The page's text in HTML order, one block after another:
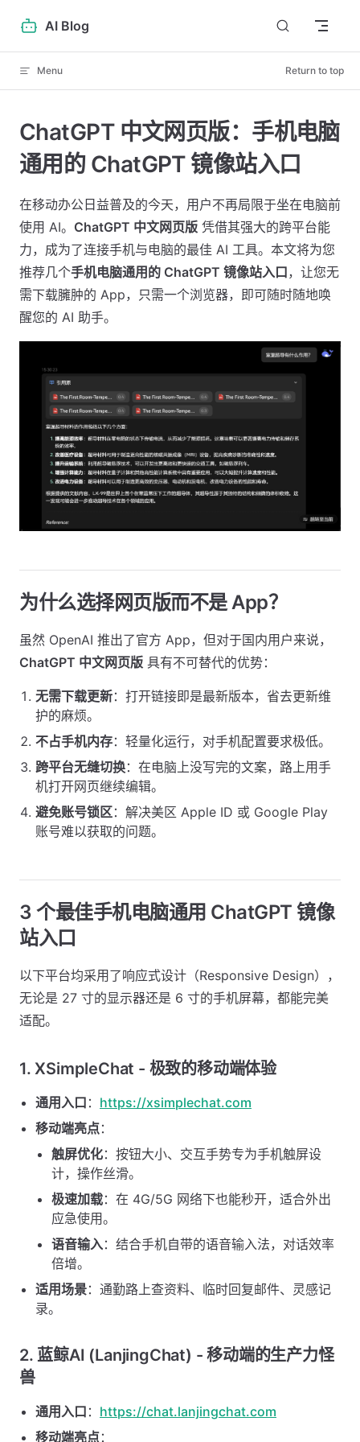
Skip to content
AI Blog
Menu Return to top
ChatGPT 中文网页版：手机电脑
通用的 ChatGPT 镜像站入口
在移动办公日益普及的今天，用户不再局限于坐在电脑前
使用 AI。 ChatGPT 中文网页版 凭借其强大的跨平台能
力，成为了连接手机与电脑的最佳 AI 工具。本文将为您
推荐几个手机电脑通用的 ChatGPT 镜像站入口，让您无
需下载臃肿的 App，只需一个浏览器，即可随时随地唤
醒您的 AI 助手。
为什么选择网页版而不是 App？
虽然 OpenAI 推出了官方 App，但对于国内用户来说，
ChatGPT 中文网页版 具有不可替代的优势：
无需下载更新：打开链接即是最新版本，省去更新维
护的麻烦。
不占手机内存：轻量化运行，对手机配置要求极低。
跨平台无缝切换：在电脑上没写完的文案，路上用手
机打开网页继续编辑。
避免账号锁区：解决美区 Apple ID 或 Google Play
账号难以获取的问题。
3 个最佳手机电脑通用 ChatGPT 镜像
站入口
以下平台均采用了响应式设计（Responsive Design），
无论是 27 寸的显示器还是 6 寸的手机屏幕，都能完美
适配。
1. XSimpleChat - 极致的移动端体验
通用入口 ： https://xsimplechat.com
移动端亮点：
触屏优化：按钮大小、交互手势专为手机触屏设
计，操作丝滑。
极速加载：在 4G/5G 网络下也能秒开，适合外出
应急使用。
语音输入：结合手机自带的语音输入法，对话效率
倍增。
适用场景：通勤路上查资料、临时回复邮件、灵感记
录。
2. 蓝鲸AI (LanjingChat) - 移动端的生产力怪
兽
通用入口 ： https://chat.lanjingchat.com
移动端亮点：